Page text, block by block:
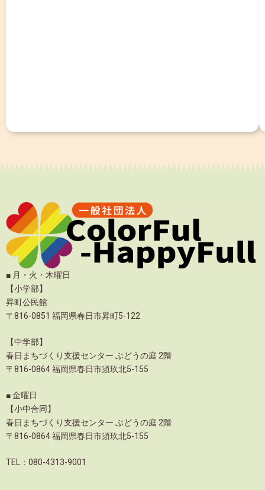
■ 月・火・木曜日
【小学部】
昇町公民館
〒816-0851 福岡県春日市昇町5-122
【中学部】
春日まちづくり支援センター ぶどうの庭 2階
〒816-0864 福岡県春日市須玖北5-155
■ 金曜日
【小中合同】
春日まちづくり支援センター ぶどうの庭 2階
〒816-0864 福岡県春日市須玖北5-155
TEL：080-4313-9001